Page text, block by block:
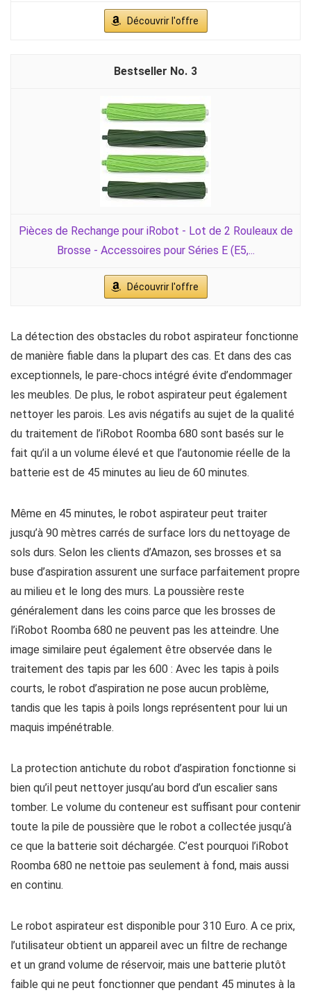
Découvrir l'offre
3
Pièces de Rechange pour iRobot - Lot de 2 Rouleaux de
Brosse - Accessoires pour Séries E (E5,...
Découvrir l'offre
La détection des obstacles du robot aspirateur fonctionne
de manière fiable dans la plupart des cas. Et dans des cas
exceptionnels, le pare-chocs intégré évite d’endommager
les meubles. De plus, le robot aspirateur peut également
nettoyer les parois. Les avis négatifs au sujet de la qualité
du traitement de l’iRobot Roomba 680 sont basés sur le
fait qu’il a un volume élevé et que l’autonomie réelle de la
batterie est de 45 minutes au lieu de 60 minutes.
Même en 45 minutes, le robot aspirateur peut traiter
jusqu’à 90 mètres carrés de surface lors du nettoyage de
sols durs. Selon les clients d’Amazon, ses brosses et sa
buse d’aspiration assurent une surface parfaitement propre
au milieu et le long des murs. La poussière reste
généralement dans les coins parce que les brosses de
l’iRobot Roomba 680 ne peuvent pas les atteindre. Une
image similaire peut également être observée dans le
traitement des tapis par les 600 : Avec les tapis à poils
courts, le robot d’aspiration ne pose aucun problème,
tandis que les tapis à poils longs représentent pour lui un
maquis impénétrable.
La protection antichute du robot d’aspiration fonctionne si
bien qu’il peut nettoyer jusqu’au bord d’un escalier sans
tomber. Le volume du conteneur est suffisant pour contenir
toute la pile de poussière que le robot a collectée jusqu’à
ce que la batterie soit déchargée. C’est pourquoi l’iRobot
Roomba 680 ne nettoie pas seulement à fond, mais aussi
en continu.
Le robot aspirateur est disponible pour 310 Euro. A ce prix,
l’utilisateur obtient un appareil avec un filtre de rechange
et un grand volume de réservoir, mais une batterie plutôt
faible qui ne peut fonctionner que pendant 45 minutes à la